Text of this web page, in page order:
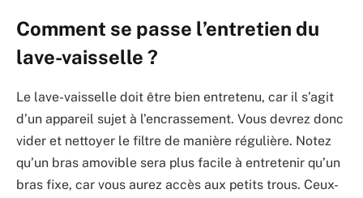
Comment se passe l’entretien du
lave-vaisselle ?
Le lave-vaisselle doit être bien entretenu, car il s’agit
d’un appareil sujet à l’encrassement. Vous devrez donc
vider et nettoyer le filtre de manière régulière. Notez
qu’un bras amovible sera plus facile à entretenir qu’un
bras fixe, car vous aurez accès aux petits trous. Ceux-